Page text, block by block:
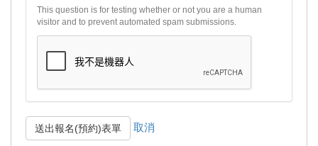
This question is for testing whether or not you are a human
visitor and to prevent automated spam submissions.
送出報名(預約)表單 取消